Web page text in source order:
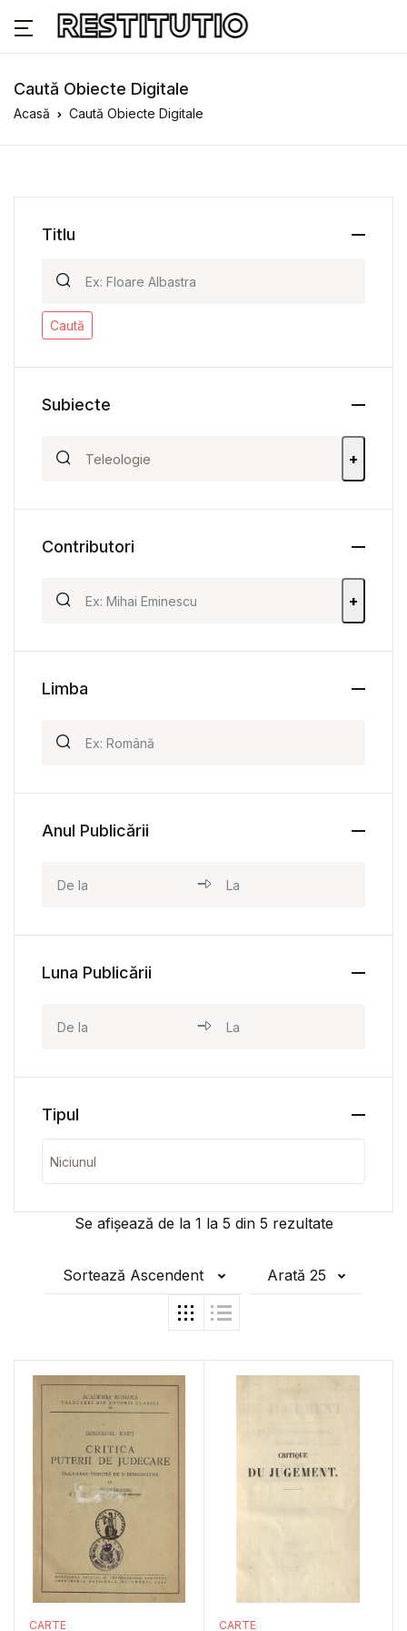
Caută Obiecte Digitale
Acasă Caută Obiecte Digitale
Se afișează de la 1 la 5 din 5 rezultate
Sortează Ascendent Arată 25
CARTE CARTE
Titlu
Caută
Subiecte
+
Contributori
+
Limba
Anul Publicării
Luna Publicării
Tipul